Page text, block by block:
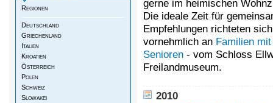
Regionen
Deutschland
Griechenland
Italien
Kroatien
Österreich
Polen
Schweiz
Slowakei
gerne im heimischen
Die ideale Zeit für
Empfehlungen richteten
vornehmlich an Familien
Senioren - vom Schloss
Freilandmuseum.
2010